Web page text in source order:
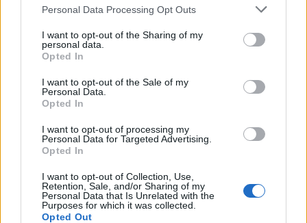
Please note that this website/app uses one or more Google
not limited to your visit or usage behaviour. You may click to
grant or deny consent to Google and its third-party tags to
use your data for below specified purposes in below Google
consent section.
Personal Data Processing Opt Outs
I want to opt-out of the Sharing of my
personal data.
Opted In
I want to opt-out of the Sale of my
Personal Data.
Opted In
I want to opt-out of processing my
Personal Data for Targeted Advertising.
Opted In
I want to opt-out of Collection, Use,
Retention, Sale, and/or Sharing of my
Personal Data that Is Unrelated with the
Purposes for which it was collected.
Opted Out